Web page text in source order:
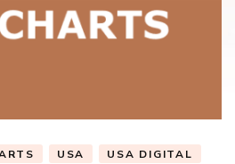
USA USA DIGITAL